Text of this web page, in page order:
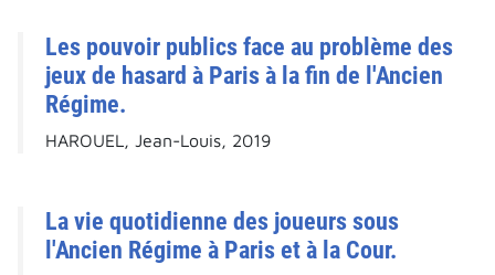
Les pouvoir publics face au problème des
jeux de hasard à Paris à la fin de l'Ancien
Régime.
HAROUEL, Jean-Louis, 2019
La vie quotidienne des joueurs sous
l'Ancien Régime à Paris et à la Cour.